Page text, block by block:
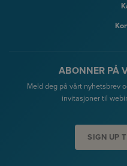
ABONNER PÅ
Meld deg på vårt nyhetsbrev
invitasjoner til
SIGN UP